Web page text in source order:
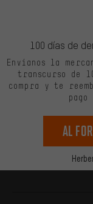
100 días de
Envíanos la
transcurso de
compra y te
Al